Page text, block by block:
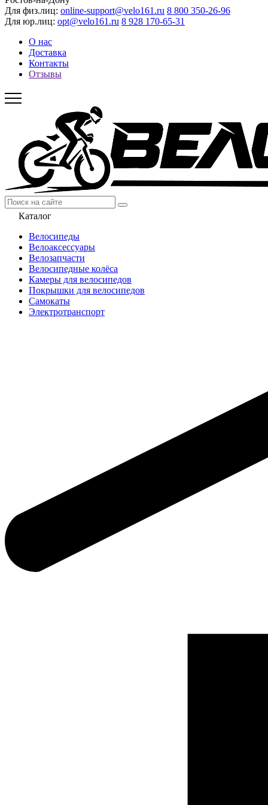
Для физ.лиц: online-support@velo161.ru 8 800 350-26-96
Для юр.лиц: opt@velo161.ru 8 928 170-65-31
О нас
Доставка
Контакты
Отзывы
Каталог
Велосипеды
Велоаксессуары
Велозапчасти
Велосипедные колёса
Камеры для велосипедов
Покрышки для велосипедов
Самокаты
Электротранспорт